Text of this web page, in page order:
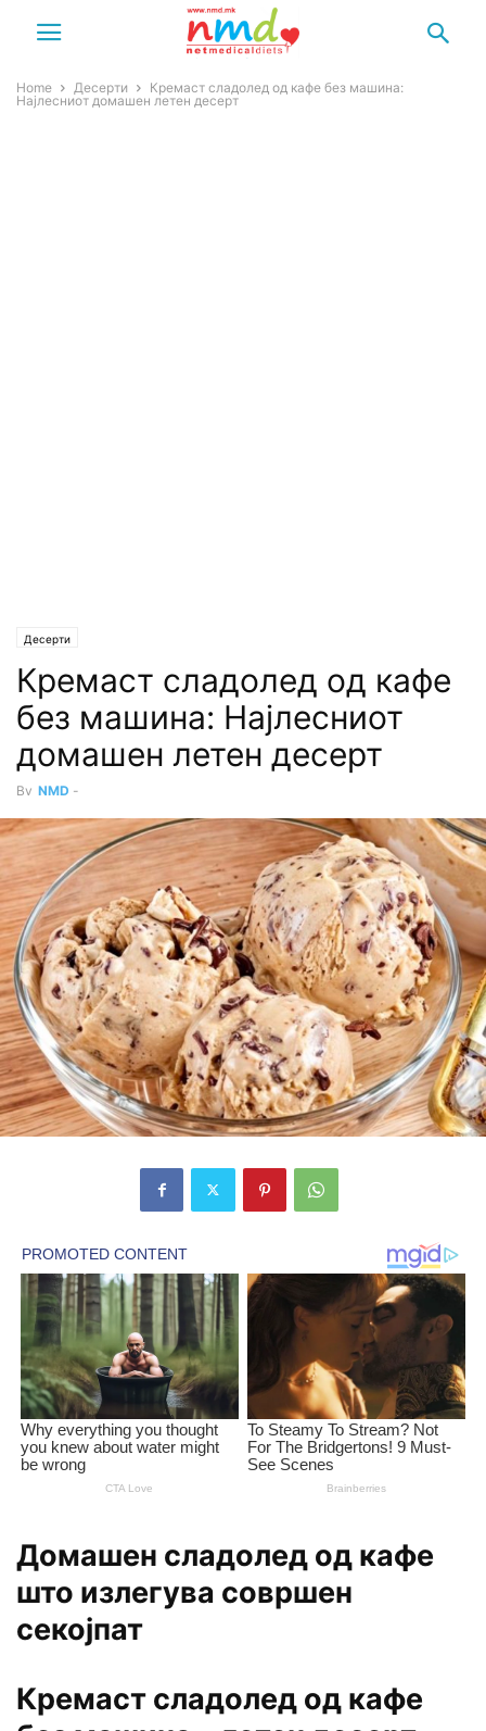
Home Десерти
Кремаст сладолед од кафе без машина:
Најлесниот домашен летен десерт
Десерти
Кремаст сладолед од кафе
без машина: Најлесниот
домашен летен десерт
By NMD -
Домашен сладолед од кафе
што излегува совршен
секојпат
Кремаст сладолед од кафе